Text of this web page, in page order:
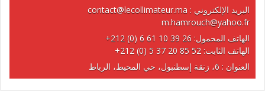
البريد الإلكتروني : contact@lecollimateur.ma
m.hamrouch@yahoo.fr
الهاتف المحمول: +212 (0) 6 61 10 39 26
الهاتف الثابت: +212 (0) 5 37 20 85 52
العنوان : 6، زنقة إسطنبول، حي المحيط، الرباط